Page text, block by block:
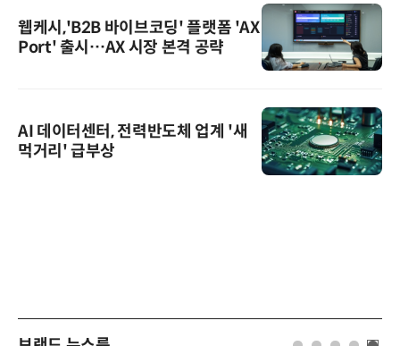
웹케시,'B2B 바이브코딩' 플랫폼 'AX
Port' 출시…AX 시장 본격 공략
AI 데이터센터, 전력반도체 업계 '새
먹거리' 급부상